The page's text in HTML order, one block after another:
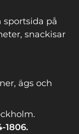
sportsida på
snackisar
ägs och
1806.